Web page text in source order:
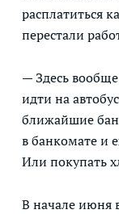
расплатиться
перестали
— Здесь
идти на
ближайшие
в банкомате и
Или покупать
В начале июня